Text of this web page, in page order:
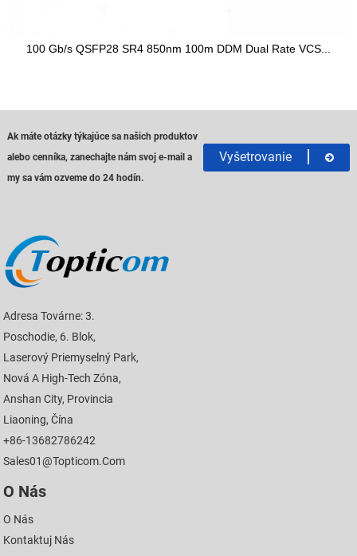
100 Gb/s QSFP28 SR4 850nm 100m DDM Dual Rate VCS...
Ak máte otázky týkajúce sa našich produktov
alebo cenníka, zanechajte nám svoj e-mail a
my sa vám ozveme do 24 hodín.
Vyšetrovanie
Adresa Továrne: 3.
Poschodie, 6. Blok,
Laserový Priemyselný Park,
Nová A High-Tech Zóna,
Anshan City, Provincia
Liaoning, Čína
+86-13682786242
Sales01@topticom.com
O Nás
O Nás
Kontaktuj Nás